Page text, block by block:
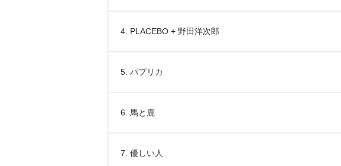
4. PLACEBO + 野田洋次郎
5. パプリカ
6. 馬と鹿
7. 優しい人